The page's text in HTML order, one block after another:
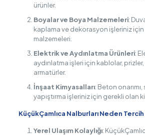
ürünler.
Boyalar ve Boya Malzemeleri:
kaplama ve dekorasyon işleriniz
malzemeleri.
Elektrik ve Aydınlatma Ürünleri:
aydınlatma işleri için kablolar,
armatürler.
İnşaat Kimyasalları: Beton onarımı,
yapıştırma işleriniz için gerekli olan
KüçükÇamlıca Nalburları Neden
Yerel Ulaşım Kolaylığı: